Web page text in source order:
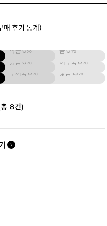
매 후기 통계)
작음0% 큼0%
밝음 0% 어두움0%
두꺼움 0% 얇음 13%
8건)